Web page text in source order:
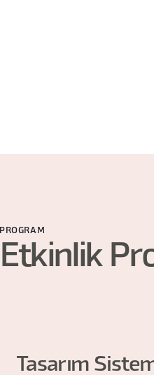
PROGRAM
Etkinlik
Tasarım